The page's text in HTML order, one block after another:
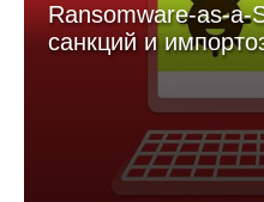
Ransomware-as-a-
санкций и